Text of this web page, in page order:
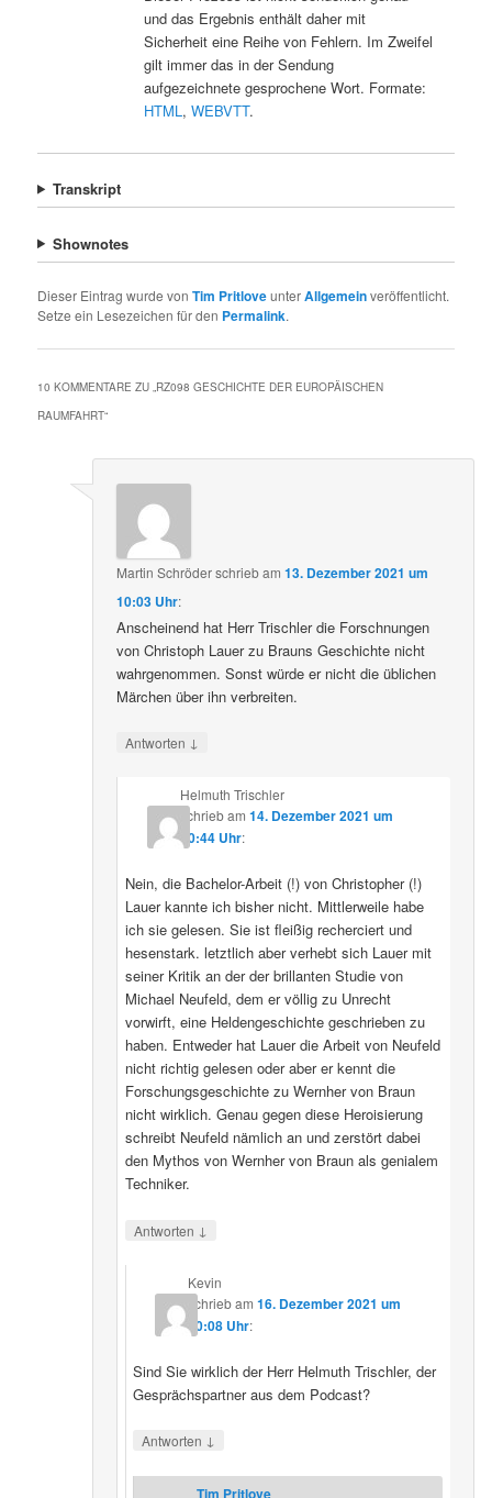
und das Ergebnis enthält daher mit
Sicherheit eine Reihe von Fehlern. Im Zweifel
gilt immer das in der Sendung
aufgezeichnete gesprochene Wort. Formate:
HTML, WEBVTT.
Transkript
Shownotes
Dieser Eintrag wurde vonTim PritloveunterAllgemeinveröffentlicht.
Setze ein Lesezeichen für den Permalink.
10 KOMMENTARE ZU „RZ098 GESCHICHTE DER EUROPÄISCHEN
RAUMFAHRT“
Martin Schröderschriebam13. Dezember 2021 um
10:03 Uhr:
Anscheinend hat Herr Trischler die Forschnungen
von Christoph Lauer zu Brauns Geschichte nicht
wahrgenommen. Sonst würde er nicht die üblichen
Märchen über ihn verbreiten.
Antworten ↓
Helmuth Trischler
schriebam 14. Dezember 2021 um
20:44 Uhr:
Nein, die Bachelor-Arbeit (!) von Christopher (!)
Lauer kannte ich bisher nicht. Mittlerweile habe
ich sie gelesen. Sie ist fleißig recherciert und
hesenstark. letztlich aber verhebt sich Lauer mit
seiner Kritik an der der brillanten Studie von
Michael Neufeld, dem er völlig zu Unrecht
vorwirft, eine Heldengeschichte geschrieben zu
haben. Entweder hat Lauer die Arbeit von Neufeld
nicht richtig gelesen oder aber er kennt die
Forschungsgeschichte zu Wernher von Braun
nicht wirklich. Genau gegen diese Heroisierung
schreibt Neufeld nämlich an und zerstört dabei
den Mythos von Wernher von Braun als genialem
Techniker.
Antworten ↓
Kevin
schriebam16. Dezember 2021 um
20:08 Uhr:
Sind Sie wirklich der Herr Helmuth Trischler, der
Gesprächspartner aus dem Podcast?
Antworten ↓
Tim Pritlove